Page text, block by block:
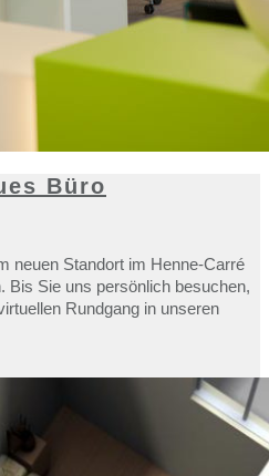
Büro
neuen Standort im Henne-Carré
Bis Sie uns persönlich besuchen,
Rundgang in unseren